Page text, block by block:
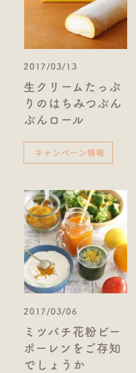
2017/03/13
生クリームたっぷ
りのはちみつぶん
ぶんロール
キャンペーン情報
2017/03/06
ミツバチ花粉ビー
ポーレンをご存知
でしょうか